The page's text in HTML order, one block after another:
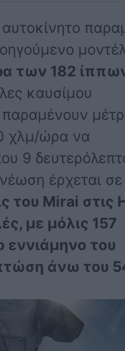
των 182
καυσίμου
χλμ/ώρα να
9
έρχεται σε
του Mirai στις
με μόλις 157
εννιάμηνο του
άνω του